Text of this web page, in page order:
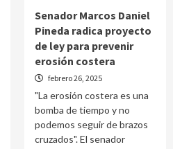
Senador Marcos Daniel
Pineda radica proyecto
de ley para prevenir
erosión costera
febrero 26, 2025
"La erosión costera es una
bomba de tiempo y no
podemos seguir de brazos
cruzados". El senador